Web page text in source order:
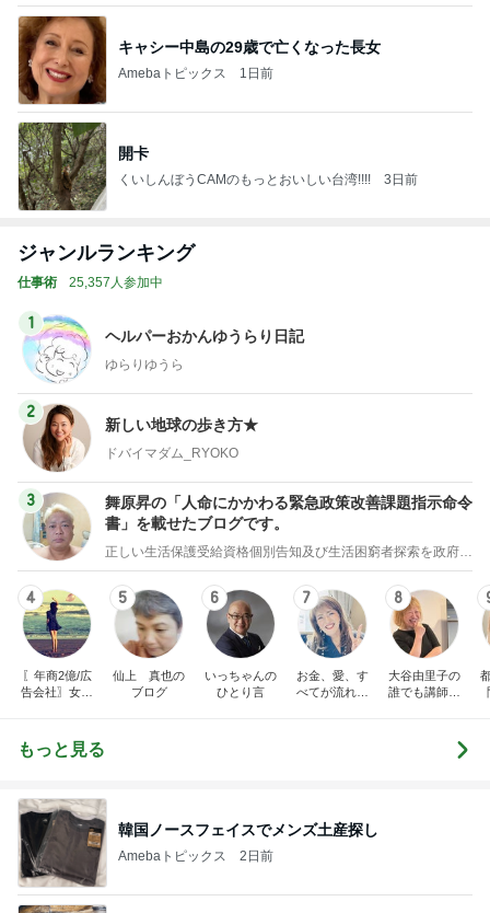
キャシー中島の29歳で亡くなった長女
Amebaトピックス 1日前
開卡
くいしんぼうCAMのもっとおいしい台湾!!!! 3日前
ジャンルランキング
仕事術 25,357人参加中
1
ヘルパーおかんゆうらり日記
ゆらりゆうら
2
新しい地球の歩き方★
ドバイマダム_RYOKO
3
舞原昇の「人命にかかわる緊急政策改善課題指示命令
書」を載せたブログです。
正しい生活保護受給資格個別告知及び生活困窮者探索を政府に義務付ける法案制定の為の署名のお願い
4
〖年商2億/広
告会社〗女社
5
仙上 真也の
ブログ
6
いっちゃんの
ひとり言
7
お金、愛、す
べてが流れ込
8
大谷由里子の
誰でも講師ブ
って・動く人
もっと見る
韓国ノースフェイスでメンズ土産探し
Amebaトピックス 2日前